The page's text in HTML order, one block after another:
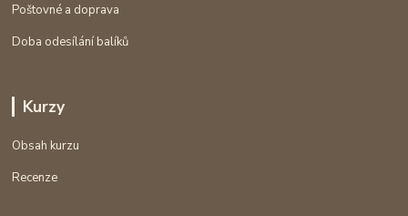
Poštovné a doprava
Doba odesílání balíků
Kurzy
Obsah kurzu
Recenze